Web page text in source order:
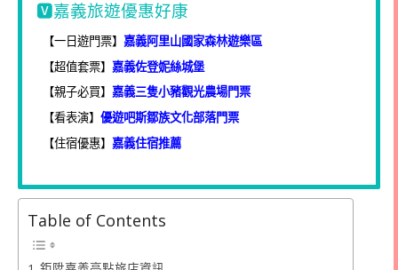
🆅嘉義旅遊優惠好康
【一日遊門票】 嘉義阿里山國家森林遊樂區
【超值套票】 嘉義佐登妮絲城堡
【親子必買】 嘉義三隻小豬觀光農場門票
【看表演】 優遊吧斯鄒族文化部落門票
【住宿優惠】 嘉義住宿推薦
Table of Contents